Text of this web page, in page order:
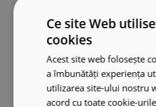
Ce site Web
cookies
Acest site web folosește
a îmbunătăți experiența
utilizarea site-ului nostru
acord cu toate cookie-